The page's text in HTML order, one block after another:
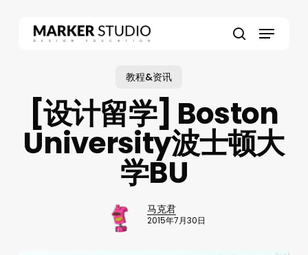
Menu
教程&资讯
[设计留学] Boston
University波士顿大
学BU
马克君
2015年7月30日